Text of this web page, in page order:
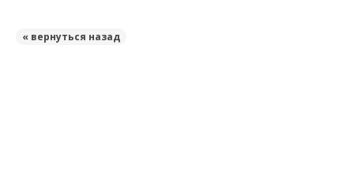
« вернуться назад